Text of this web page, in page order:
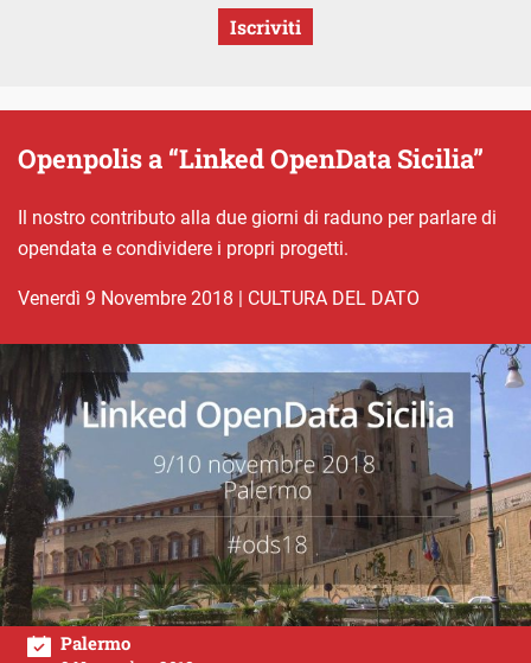
Iscriviti
Openpolis a “Linked OpenData Sicilia”
Il nostro contributo alla due giorni di raduno per parlare di
opendata e condividere i propri progetti.
venerdì 9 Novembre 2018 | CULTURA DEL DATO
Palermo